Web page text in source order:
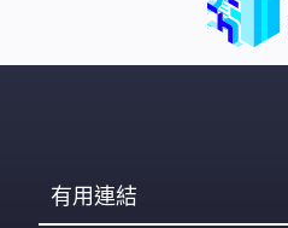
陸軍元帥兼參謀長梅尼爾通電
停火相關議題。 在另一邊戰線
有用連結